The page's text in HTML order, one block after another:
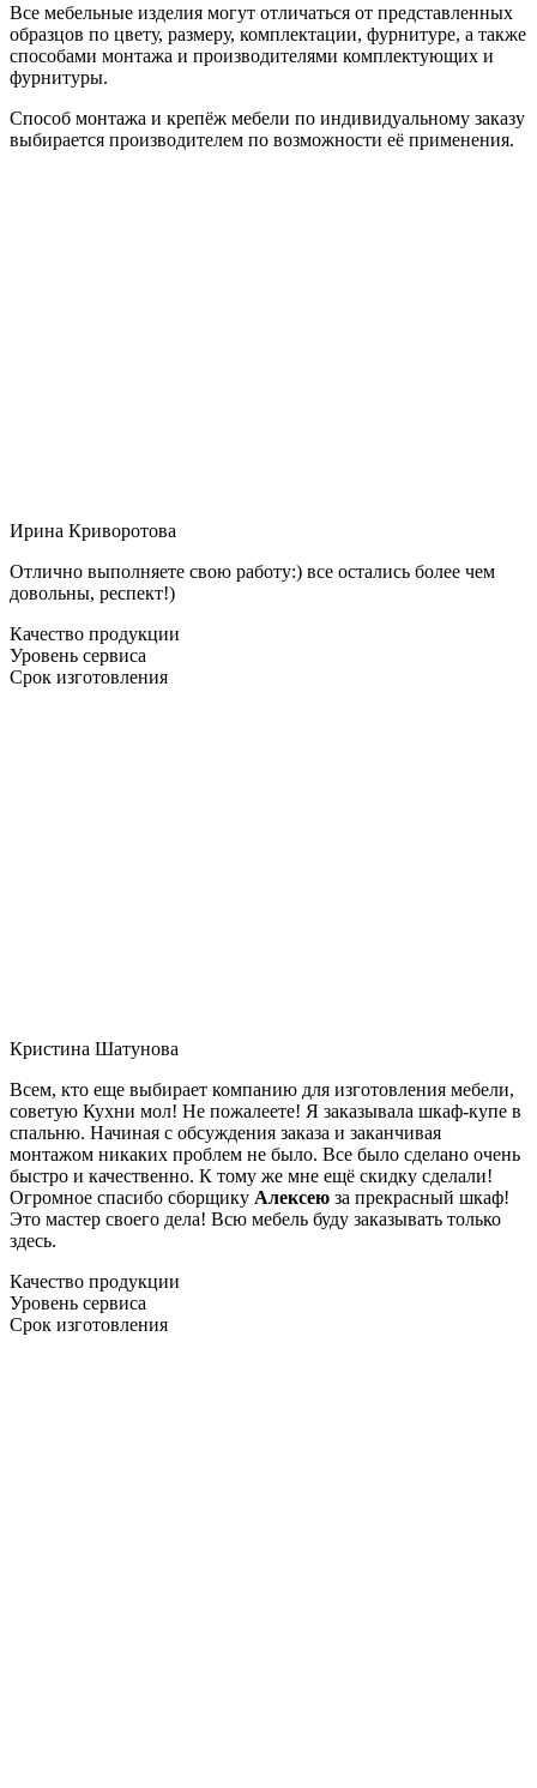
Все мебельные изделия могут отличаться от представленных
образцов по цвету, размеру, комплектации, фурнитуре, а также
способами монтажа и производителями комплектующих и
фурнитуры.
Способ монтажа и крепёж мебели по индивидуальному заказу
выбирается производителем по возможности её применения.
Ирина Криворотова
Отлично выполняете свою работу:) все остались более чем
довольны, респект!)
Качество продукции
Уровень сервиса
Срок изготовления
Кристина Шатунова
Всем, кто еще выбирает компанию для изготовления мебели,
советую Кухни мол! Не пожалеете! Я заказывала шкаф-купе в
спальню. Начиная с обсуждения заказа и заканчивая
монтажом никаких проблем не было. Все было сделано очень
быстро и качественно. К тому же мне ещё скидку сделали!
Огромное спасибо сборщику Алексею за прекрасный шкаф!
Это мастер своего дела! Всю мебель буду заказывать только
здесь.
Качество продукции
Уровень сервиса
Срок изготовления